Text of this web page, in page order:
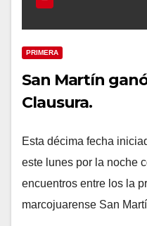
PRIMERA
San Martín
Clausura.
Esta décima fecha
este lunes por la noche
encuentros entre los la
marcojuarense San